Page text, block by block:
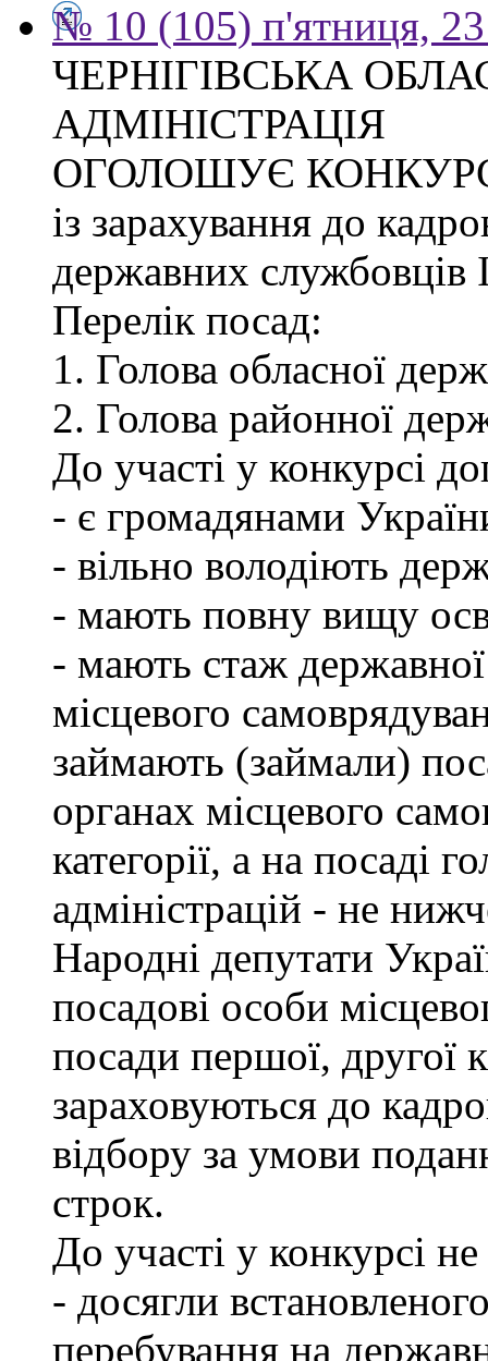
№ 10 (105) п'ятниця,
ЧЕРНІГІВСЬКА
АДМІНІСТРАЦІЯ
ОГОЛОШУЄ
із зарахування до
державних службовців
Перелік посад:
1. Голова обласної
2. Голова районної
До участі у конкурсі
- є громадянами
- вільно володіють
- мають повну вищу
- мають стаж
місцевого
займають (займали)
органах місцевого
категорії, а на посаді
адміністрацій - не
Народні депутати
посадові особи
посади першої, другої
зараховуються до
відбору за умови
строк.
До участі у конкурсі
- досягли
перебування на